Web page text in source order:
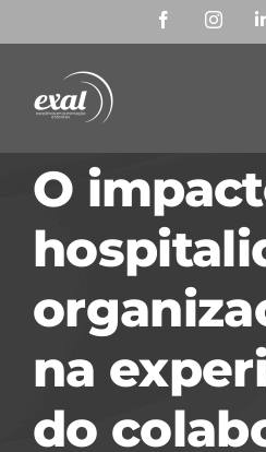
para
conteúdo
Facebook
O
na
do